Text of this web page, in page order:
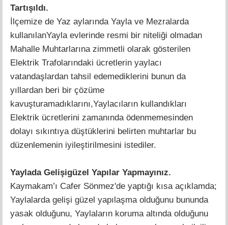
Tartışıldı.
İlçemize de Yaz aylarında Yayla ve Mezralarda
kullanılanYayla evlerinde resmi bir niteliği olmadan
Mahalle Muhtarlarına zimmetli olarak gösterilen
Elektrik Trafolarındaki ücretlerin yaylacı
vatandaşlardan tahsil edemediklerini bunun da
yıllardan beri bir çözüme
kavuşturamadıklarını,Yaylacıların kullandıkları
Elektrik ücretlerini zamanında ödenmemesinden
dolayı sıkıntıya düştüklerini belirten muhtarlar bu
düzenlemenin iyileştirilmesini istediler.
Yaylada Gelişigüzel Yapılar Yapmayınız.
Kaymakam’ı Cafer Sönmez'de yaptığı kısa açıklamda;
Yaylalarda gelişi güzel yapılaşma olduğunu bununda
yasak olduğunu, Yaylaların koruma altında olduğunu